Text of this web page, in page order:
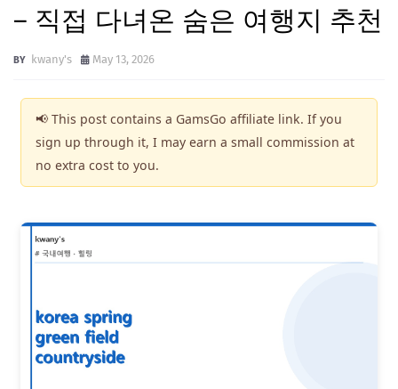
– 직접 다녀온 숨은 여행지 추천
kwany's May 13, 2026
📢 This post contains a GamsGo affiliate link. If you
sign up through it, I may earn a small commission at
no extra cost to you.